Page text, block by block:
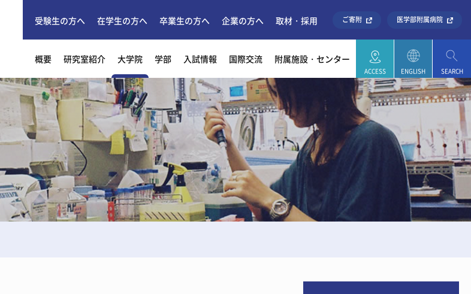
受験生の方へ 在学生の方へ 卒業生の方へ 企業の方へ 取材・採用 ご寄附 医学部附属病院
概要 研究室紹介 大学院 学部 入試情報 国際交流 附属施設・センター